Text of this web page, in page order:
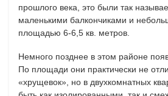
прошлого века, это были так
маленькими балкончиками и
площадью 6-6,5 кв. метров.
Немного позднее в этом районе
По площади они практически не
«хрущевок», но в двухкомнатных